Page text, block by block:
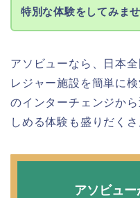
特別な体験をしてみま
アソビューなら、日本
レジャー施設を簡単に
のインターチェンジか
しめる体験も盛りだくさ
アソビュ